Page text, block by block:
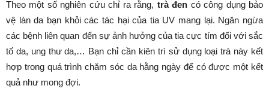
Theo một số nghiên cứu chỉ ra rằng, trà đen có công dụng bảo
vệ làn da bạn khỏi các tác hại của tia UV mang lại. Ngăn ngừa
các bệnh liên quan đến sự ảnh hưởng của tia cực tím đối với sắc
tố da, ung thư da,… Bạn chỉ cần kiên trì sử dụng loại trà này kết
hợp trong quá trình chăm sóc da hằng ngày để có được một kết
quả như mong đợi.